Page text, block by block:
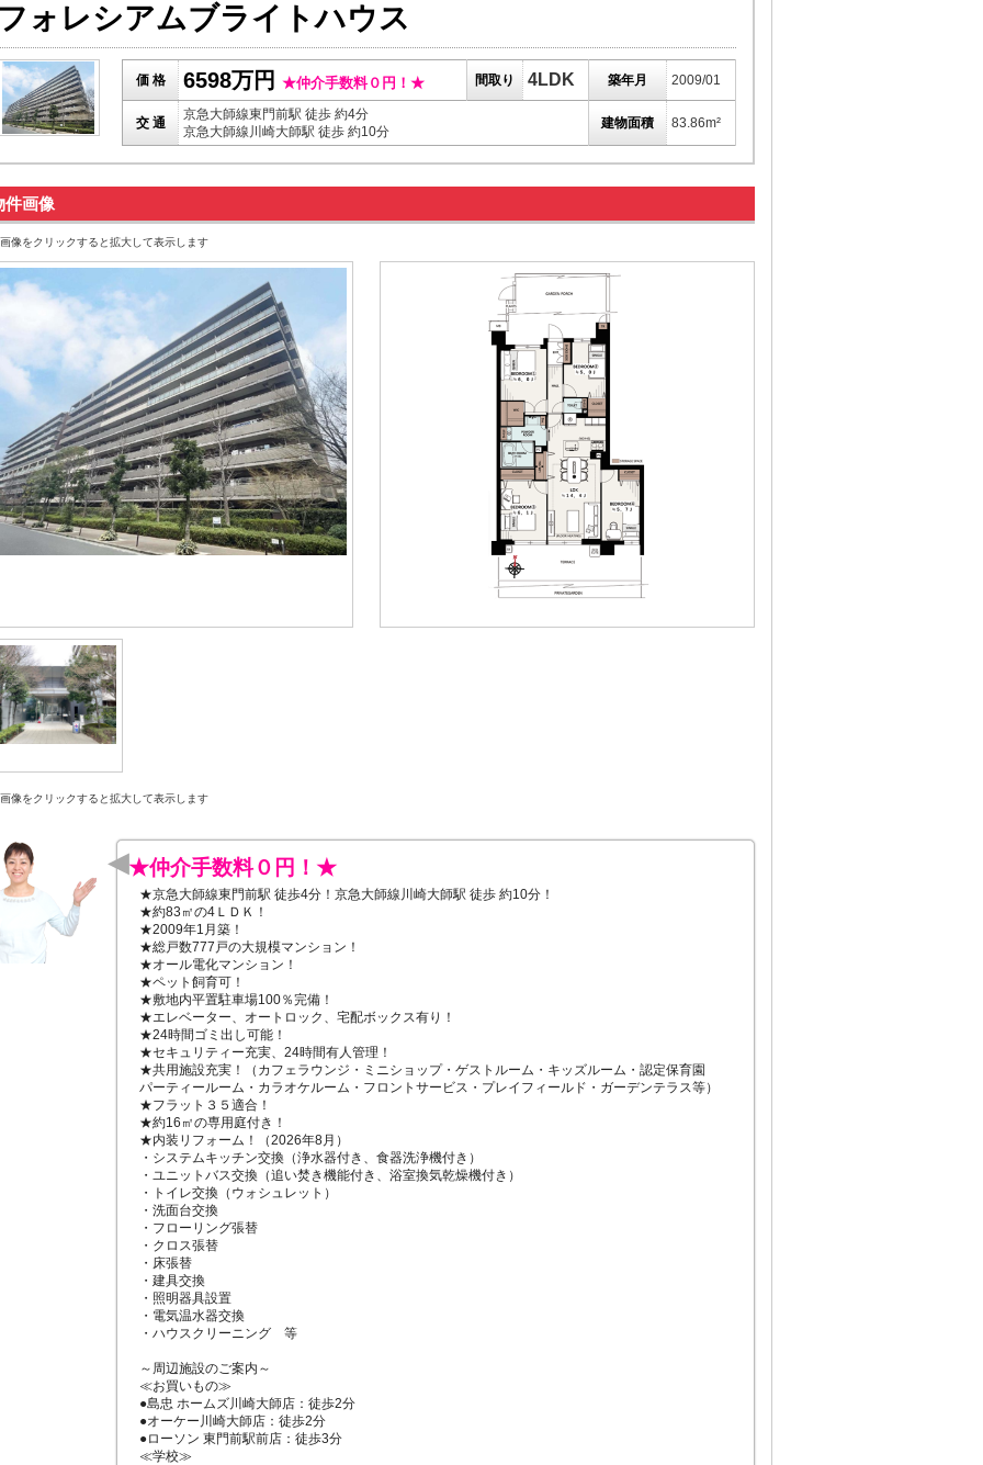
ォレシアムブライトハウス
価 格 6598万円 ★仲介手数料０円！★ 間取り 4LDK 築年月 2009/01
交 通
京急大師線東門前駅 徒歩 約4分
京急大師線川崎大師駅 徒歩 約10分
建物面積 83.86m²
件画像
像をクリックすると拡大して表示します
像をクリックすると拡大して表示します
★仲介手数料０円！★
★京急大師線東門前駅 徒歩4分！京急大師線川崎大師駅 徒歩 約10分！
★約83㎡の4ＬＤＫ！
★2009年1月築！
★総戸数777戸の大規模マンション！
★オール電化マンション！
★ペット飼育可！
★敷地内平置駐車場100％完備！
★エレベーター、オートロック、宅配ボックス有り！
★24時間ゴミ出し可能！
★セキュリティー充実、24時間有人管理！
★共用施設充実！（カフェラウンジ・ミニショップ・ゲストルーム・キッズルーム・認定保育園
パーティールーム・カラオケルーム・フロントサービス・プレイフィールド・ガーデンテラス等）
★フラット３５適合！
★約16㎡の専用庭付き！
★内装リフォーム！（2026年8月）
・システムキッチン交換（浄水器付き、食器洗浄機付き）
・ユニットバス交換（追い焚き機能付き、浴室換気乾燥機付き）
・トイレ交換（ウォシュレット）
・洗面台交換
・フローリング張替
・クロス張替
・床張替
・建具交換
・照明器具設置
・電気温水器交換
・ハウスクリーニング　等
～周辺施設のご案内～
≪お買いもの≫
●島忠 ホームズ川崎大師店：徒歩2分
●オーケー川崎大師店：徒歩2分
●ローソン 東門前駅前店：徒歩3分
≪学校≫